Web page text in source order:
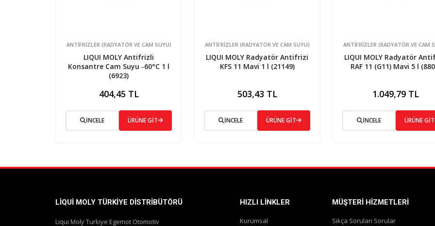
ANTIFRIZLER (RADYATÖR VE CAM SUYU)
LIQUI MOLY Antifrizli
Konsantre Cam Suyu -60°C 1 l
(6923)
404,45 TL
İNCELE ÜRÜNE GİT
ANTIFRIZLER (RADYATÖR VE CAM SUYU)
LIQUI MOLY Radyatör Antifrizi
KFS 11 Mavi 1 l (21149)
503,43 TL
İNCELE ÜRÜNE GİT
ANTIFRIZLER (RADYATÖR VE CAM
LIQUI MOLY Radyatör
RAF 11 (G11) Mavi 5 l
1.049,79 TL
İNCELE ÜRÜNE GİT
LIQUI MOLY TÜRKIYE DISTRIBÜTÖRÜ
Liqui Moly Turkiye Egemot Otomotiv
HIZLI LINKLER
Kurumsal
MÜŞTERI HIZMETLERI
Sıkça Sorulan Sorular